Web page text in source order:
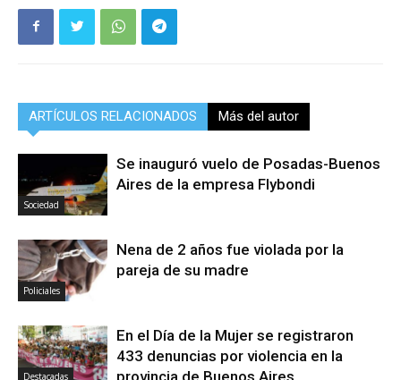
ARTÍCULOS RELACIONADOS Más del autor
Sociedad
Se inauguró vuelo de Posadas-Buenos
Aires de la empresa Flybondi
Policiales
Nena de 2 años fue violada por la
pareja de su madre
Destacadas
En el Día de la Mujer se registraron
433 denuncias por violencia en la
provincia de Buenos Aires